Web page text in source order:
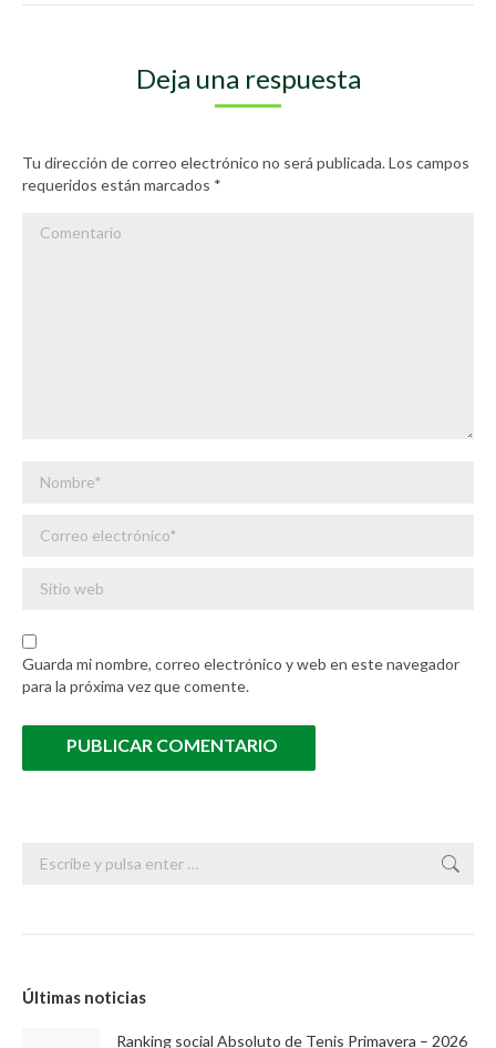
Deja una respuesta
Tu dirección de correo electrónico no será publicada. Los campos
requeridos están marcados *
Comentario
Guarda mi nombre, correo electrónico y web en este navegador
para la próxima vez que comente.
PUBLICAR COMENTARIO
Buscar:
Últimas noticias
Ranking social Absoluto de Tenis Primavera – 2026